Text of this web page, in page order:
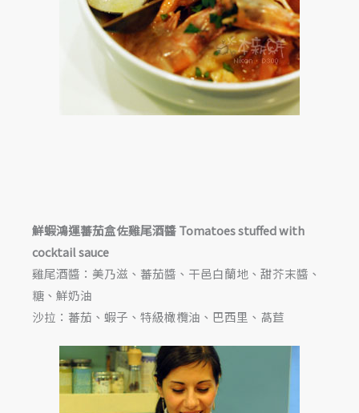
鮮蝦鴻運蕃茄盒佐雞尾酒醬 Tomatoes stuffed with
cocktail sauce
雞尾酒醬：美乃滋、蕃茄醬、干邑白蘭地、甜芥末醬、
糖、鮮奶油
沙拉：蕃茄、蝦子、特級橄欖油、巴西里、萵苣